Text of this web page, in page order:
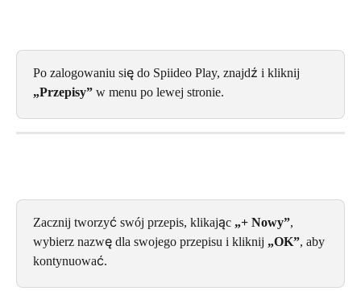
Po zalogowaniu się do Spiideo Play, znajdź i kliknij
„Przepisy” w menu po lewej stronie.
Zacznij tworzyć swój przepis, klikając „+ Nowy”,
wybierz nazwę dla swojego przepisu i kliknij „OK”, aby
kontynuować.